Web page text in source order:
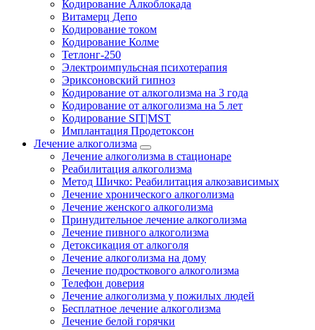
Кодирование Алкоблокада
Витамерц Депо
Кодирование током
Кодирование Колме
Тетлонг-250
Электроимпульсная психотерапия
Эриксоновский гипноз
Кодирование от алкоголизма на 3 года
Кодирование от алкоголизма на 5 лет
Кодирование SIT|MST
Имплантация Продетоксон
Лечение алкоголизма
Лечение алкоголизма в стационаре
Реабилитация алкоголизма
Метод Шичко: Реабилитация алкозависимых
Лечение хронического алкоголизма
Лечение женского алкоголизма
Принудительное лечение алкоголизма
Лечение пивного алкоголизма
Детоксикация от алкоголя
Лечение алкоголизма на дому
Лечение подросткового алкоголизма
Телефон доверия
Лечение алкоголизма у пожилых людей
Бесплатное лечение алкоголизма
Лечение белой горячки